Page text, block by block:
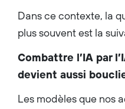
Dans ce contexte, la
plus souvent est la
Combattre l’IA par
devient aussi
Les modèles que nos